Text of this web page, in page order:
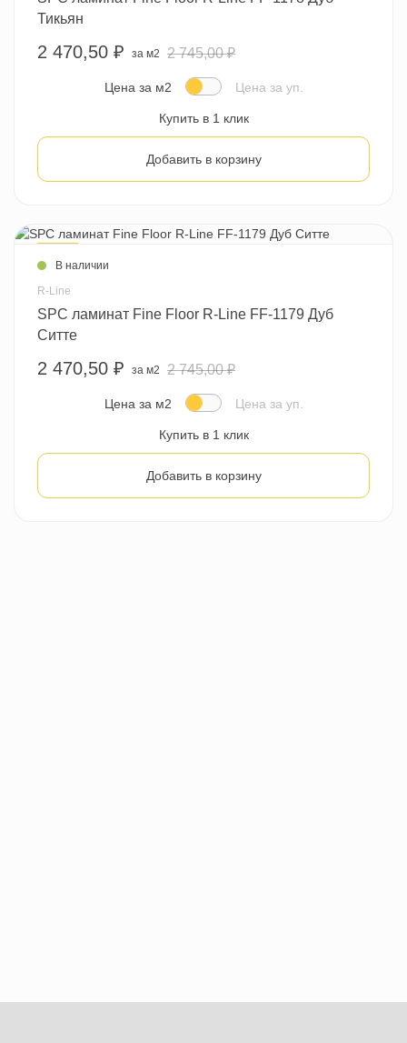
Тикьян
2 470,50 ₽ за м2 2 745,00 ₽
Цена за м2 Цена за уп.
Купить в 1 клик
Добавить в корзину
В наличии
R-Line
SPC ламинат Fine Floor R-Line FF-1179 Дуб
Ситте
2 470,50 ₽ за м2 2 745,00 ₽
Цена за м2 Цена за уп.
Купить в 1 клик
Добавить в корзину